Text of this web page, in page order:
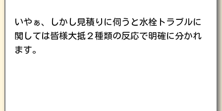
いやぁ、しかし見積りに伺うと水栓トラブルに
関しては皆様大抵２種類の反応で明確に分かれ
ます。